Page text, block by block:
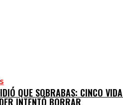
QUE SOBRABAS: CINCO
INTENTÓ BORRAR